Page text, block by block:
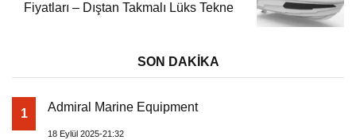
Fiyatları – Dıştan Takmalı Lüks Tekne
SON DAKİKA
1 Admiral Marine Equipment
18 Eylül 2025-21:32